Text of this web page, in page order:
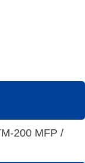
200 MFP /